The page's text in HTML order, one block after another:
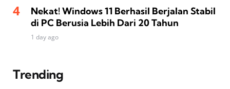
Nekat! Windows 11 Berhasil Berjalan Stabil
di PC Berusia Lebih Dari 20 Tahun
1 day ago
Trending